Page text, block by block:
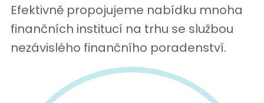
Efektivně propojujeme nabídku mnoha
finančních institucí na trhu se službou
nezávislého finančního poradenství.